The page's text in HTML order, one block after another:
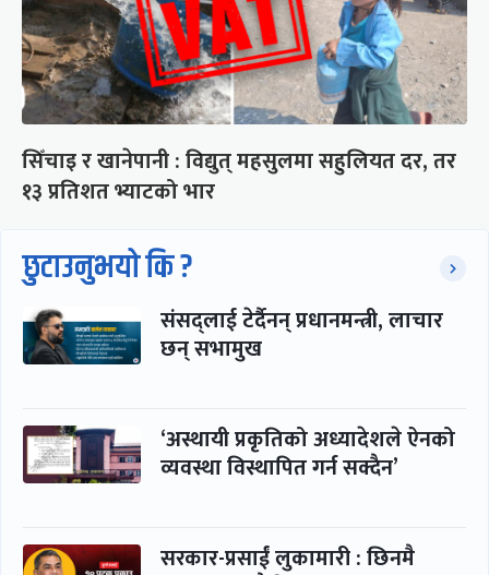
सिँचाइ र खानेपानी : विद्युत् महसुलमा सहुलियत दर, तर
१३ प्रतिशत भ्याटको भार
छुटाउनुभयो कि ?
संसद्लाई टेर्दैनन् प्रधानमन्त्री, लाचार
छन् सभामुख
‘अस्थायी प्रकृतिको अध्यादेशले ऐनको
व्यवस्था विस्थापित गर्न सक्दैन’
सरकार-प्रसाईं लुकामारी : छिनमै